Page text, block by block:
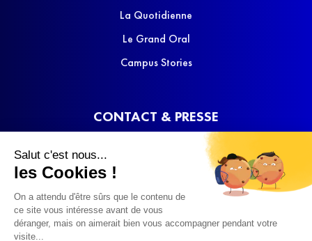
Salut c'est nous...
les Cookies !
On a attendu d'être sûrs que le contenu de
ce site vous intéresse avant de vous
déranger, mais on aimerait bien vous accompagner pendant votre
visite...
La Quotidienne
Le Grand Oral
Campus Stories
CONTACT & PRESSE